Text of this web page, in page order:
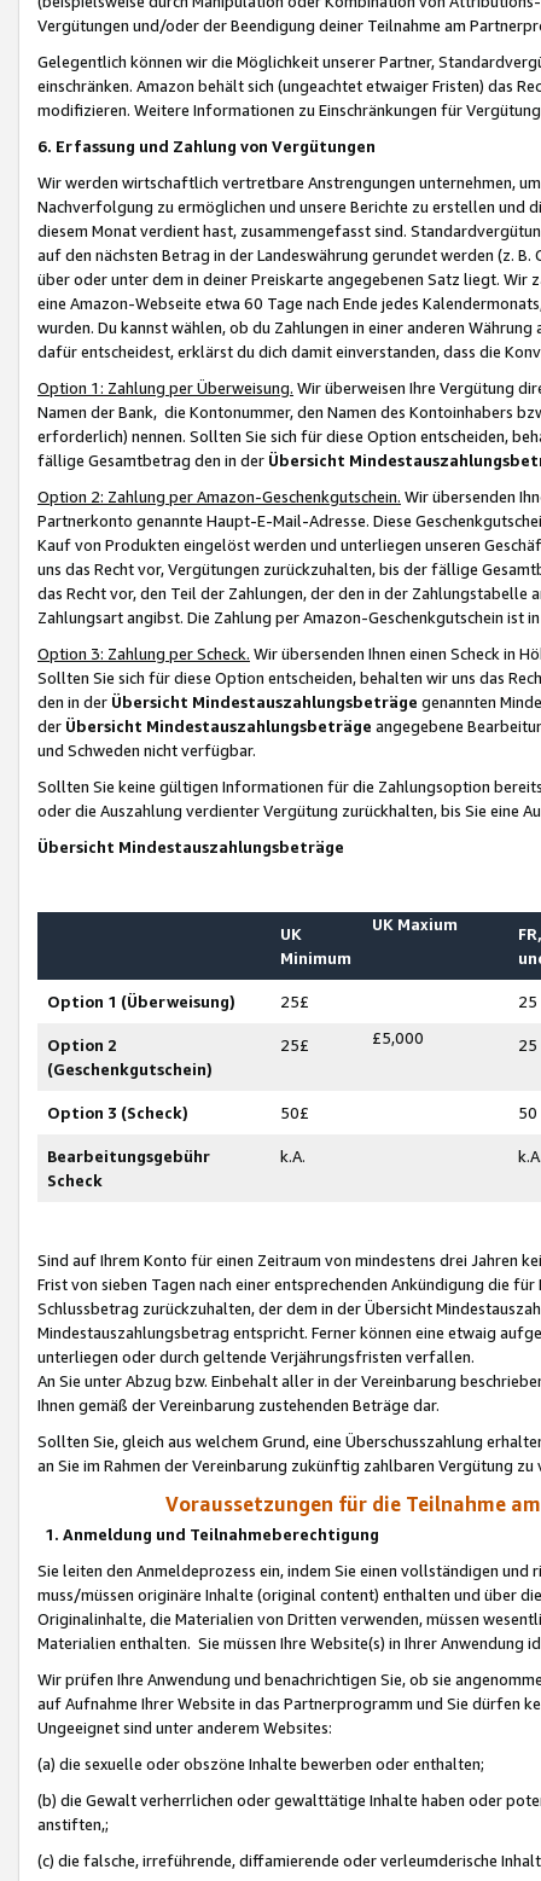
Vergütungen und/oder der Beendigung deiner Teilnahme am
Gelegentlich können wir die Möglichkeit unserer Partner,
einschränken. Amazon behält sich (ungeachtet etwaiger Fristen) das
modifizieren. Weitere Informationen zu Einschränkungen für
6. Erfassung und Zahlung von Vergütungen
Wir werden wirtschaftlich vertretbare Anstrengungen unternehmen,
Nachverfolgung zu ermöglichen und unsere Berichte zu erstellen und
diesem Monat verdient hast, zusammengefasst sind.
auf den nächsten Betrag in der Landeswährung gerundet werden (z.
über oder unter dem in deiner Preiskarte angegebenen Satz liegt.
eine Amazon-Webseite etwa 60 Tage nach Ende jedes
wurden. Du kannst wählen, ob du Zahlungen in einer anderen
dafür entscheidest, erklärst du dich damit einverstanden, dass die
Option 1: Zahlung per Überweisung. Wir überweisen Ihre Vergütung
Namen der Bank, die Kontonummer, den Namen des Kontoinhabers
erforderlich) nennen. Sollten Sie sich für diese Option entscheiden,
fällige Gesamtbetrag den in der Übersicht
Option 2: Zahlung per Amazon-Geschenkgutschein. Wir übersenden
Partnerkonto genannte Haupt-E-Mail-Adresse. Diese
Kauf von Produkten eingelöst werden und unterliegen unseren
uns das Recht vor, Vergütungen zurückzuhalten, bis der fällige
das Recht vor, den Teil der Zahlungen, der den in der
Zahlungsart angibst. Die Zahlung per Amazon-Geschenkgutschein ist
Option 3: Zahlung per Scheck. Wir übersenden Ihnen einen Scheck in
Sollten Sie sich für diese Option entscheiden, behalten wir uns das
den in der Übersicht Mindestauszahlungsbeträge genannten
der Übersicht Mindestauszahlungsbeträge angegebene
und Schweden nicht verfügbar.
Sollten Sie keine gültigen Informationen für die Zahlungsoption
oder die Auszahlung verdienter Vergütung zurückhalten, bis Sie
Übersicht Mindestauszahlungsbeträge
UK
Minimum
UK Maxium
Option 1 (Überweisung) 25£ 25
Option 2
(Geschenkgutschein)
25£ £5,000 25
Option 3 (Scheck) 50£ 50
Bearbeitungsgebühr
Scheck
k.A.
Sind auf Ihrem Konto für einen Zeitraum von mindestens drei Jahren
Frist von sieben Tagen nach einer entsprechenden Ankündigung die
Schlussbetrag zurückzuhalten, der dem in der Übersicht
Mindestauszahlungsbetrag entspricht. Ferner können eine etwaig
unterliegen oder durch geltende Verjährungsfristen verfallen.
An Sie unter Abzug bzw. Einbehalt aller in der Vereinbarung
Ihnen gemäß der Vereinbarung zustehenden Beträge dar.
Sollten Sie, gleich aus welchem Grund, eine Überschusszahlung
an Sie im Rahmen der Vereinbarung zukünftig zahlbaren Vergütung zu
Voraussetzungen für die Teilnahme
1. Anmeldung und Teilnahmeberechtigung
Sie leiten den Anmeldeprozess ein, indem Sie einen vollständigen
muss/müssen originäre Inhalte (original content) enthalten und über
Originalinhalte, die Materialien von Dritten verwenden, müssen
Materialien enthalten. Sie müssen Ihre Website(s) in Ihrer Anwendung
Wir prüfen Ihre Anwendung und benachrichtigen Sie, ob sie
auf Aufnahme Ihrer Website in das Partnerprogramm und Sie dürfen
Ungeeignet sind unter anderem Websites:
(a) die sexuelle oder obszöne Inhalte bewerben oder enthalten;
(b) die Gewalt verherrlichen oder gewalttätige Inhalte haben oder
anstiften,;
(c) die falsche, irreführende, diffamierende oder verleumderische